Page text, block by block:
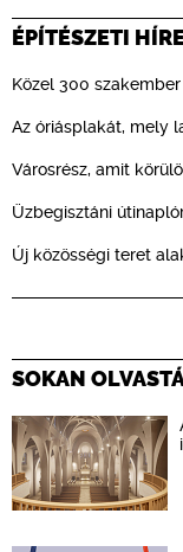
ÉPÍTÉSZETI
Közel 300
Az óriásplakát, mely
Városrész, amit
Üzbegisztáni
Új közösségi teret
SOKAN